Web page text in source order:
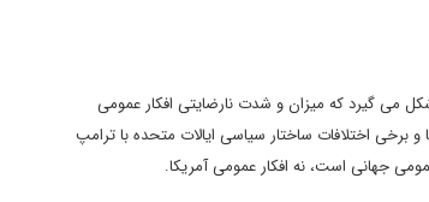
می گیرد که میزان و شدت نارضایتی افکار عمومی
اختلافات ساختار سیاسی ایالات متحده با ترامپ
جهانی است، نه افکار عمومی آمریکا.